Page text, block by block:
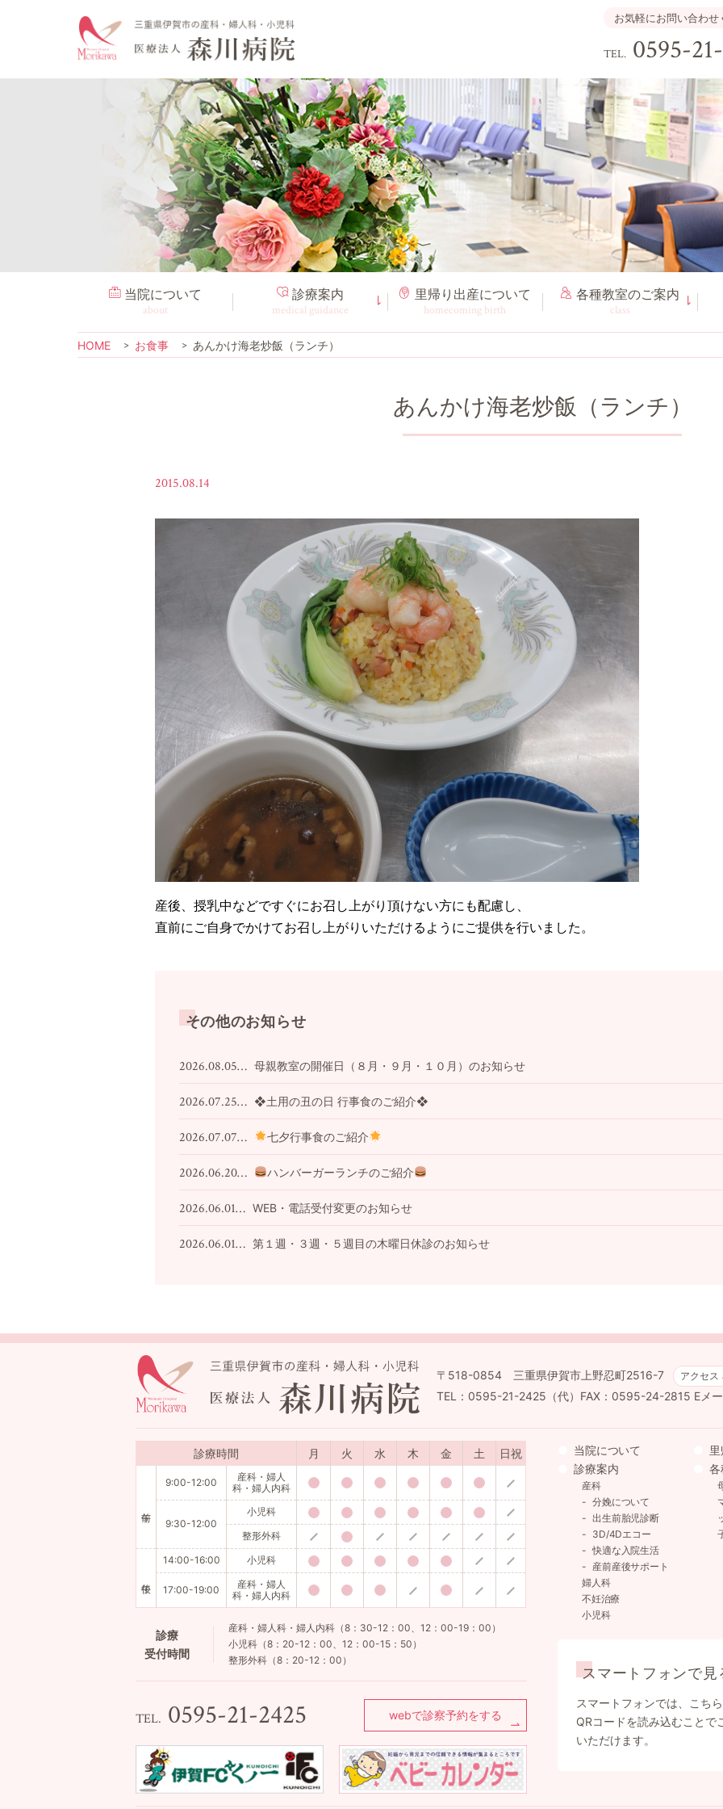
お気軽にお問い合わせ
TEL. 0595-
当院について
about
診療案内
medical guidance
里帰り出産について
homecoming birth
各種教室のご案内
class
HOME お食事 あんかけ海老炒飯（ランチ）
あんかけ海老炒飯（ランチ）
2015.08.14
産後、授乳中などですぐにお召し上がり頂けない方にも配慮し、
直前にご自身でかけてお召し上がりいただけるようにご提供を行いました。
その他のお知らせ
2026.08.05… 母親教室の開催日（８月・９月・１０月）のお知らせ
2026.07.25… ❖土用の丑の日 行事食のご紹介❖
2026.07.07… 七夕行事食のご紹介
2026.06.20… ハンバーガーランチのご紹介
2026.06.01… WEB・電話受付変更のお知らせ
2026.06.01… 第１週・３週・５週目の木曜日休診のお知らせ
〒518-0854 三重県伊賀市上野忍町2516-7 アクセス
TEL：0595-21-2425（代）FAX：0595-24-2815 Eメ
診療時間 月 火 水 木 金 土 日祝
9:00-12:00
産科・婦人
科・婦人内科
9:30-12:00
小児科
整形外科
14:00-16:00
小児科
17:00-19:00
産科・婦人
科・婦人内科
診療
受付時間
産科・婦人科・婦人内科（8：30-12：00、12：00-19：00）
小児科（8：20-12：00、12：00-15：50）
整形外科（8：20-12：00）
TEL. 0595-21-2425 webで診察予約をする
当院について
診療案内
産科
分娩について
出生前胎児診断
3D/4Dエコー
快適な入院生活
産前産後サポート
婦人科
不妊治療
小児科
各
スマートフォンで見
スマートフォンでは、こち
QRコードを読み込むことで
いただけます。